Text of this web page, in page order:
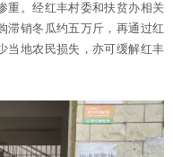
重。经红丰村委和扶贫办相关
滞销冬瓜约五万斤，再通过红
当地农民损失，亦可缓解红丰